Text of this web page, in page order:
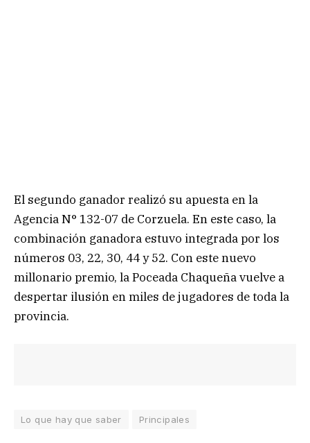
El segundo ganador realizó su apuesta en la
Agencia N° 132-07 de Corzuela. En este caso, la
combinación ganadora estuvo integrada por los
números 03, 22, 30, 44 y 52. Con este nuevo
millonario premio, la Poceada Chaqueña vuelve a
despertar ilusión en miles de jugadores de toda la
provincia.
Lo que hay que saber Principales